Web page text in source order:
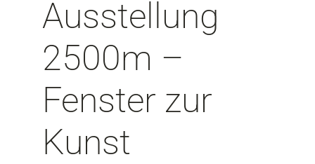
Ausstellung
2500m –
Fenster zur
Kunst